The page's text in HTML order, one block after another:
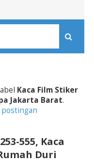
Kaca Film Stiker
Jakarta Barat.
555, Kaca
Duri